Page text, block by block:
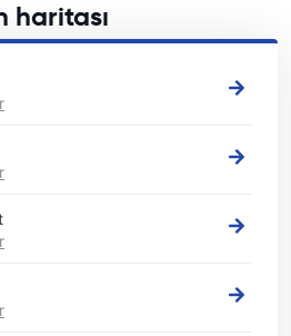
haritası
kiralama yerlerimizi görün